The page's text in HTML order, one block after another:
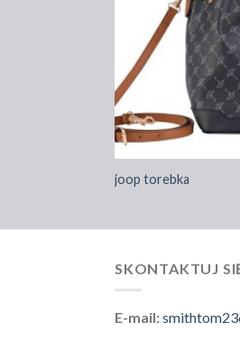
joop torebka
SKONTAKTUJ
E-mail: